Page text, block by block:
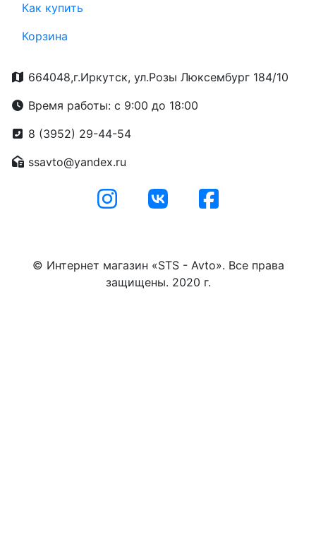
Как купить
Корзина
664048,г.Иркутск, ул.Розы Люксембург 184/10
Время работы: с 9:00 до 18:00
8 (3952) 29-44-54
ssavto@yandex.ru
© Интернет магазин «STS - Avto». Все права
защищены. 2020 г.